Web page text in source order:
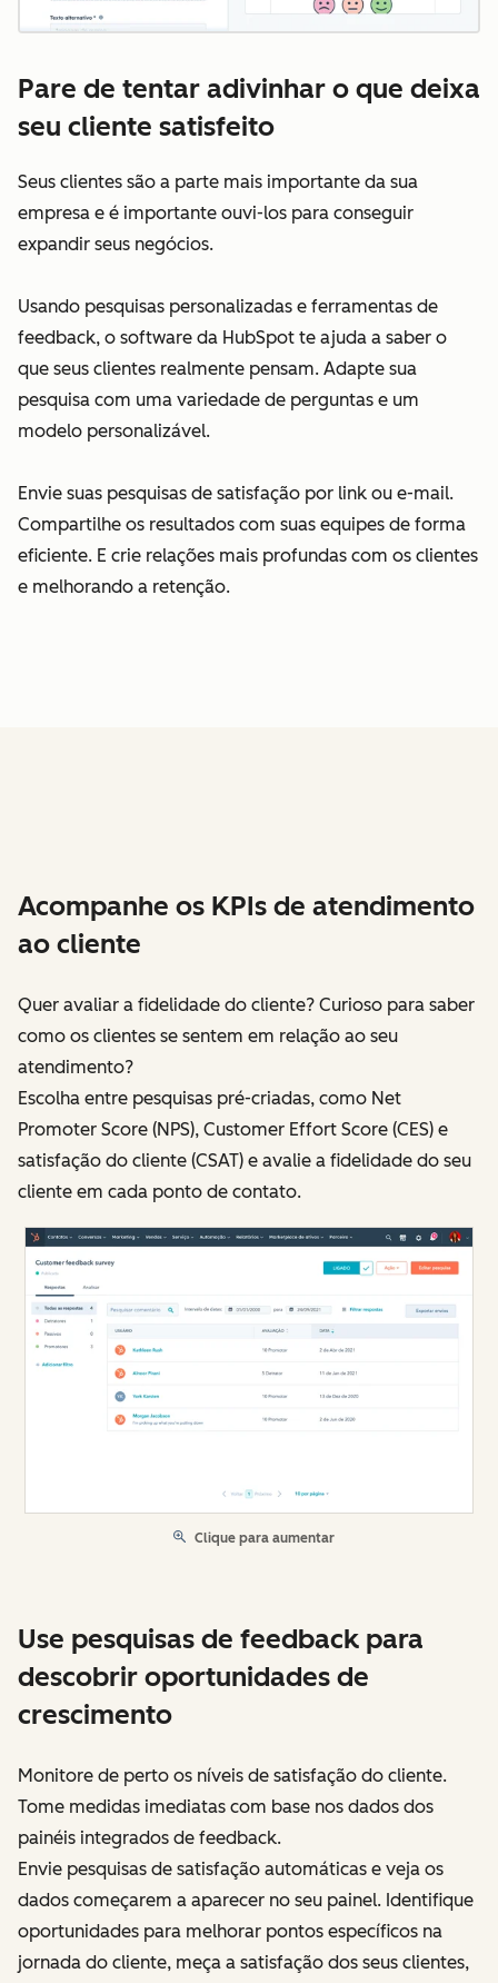
Pare de tentar adivinhar o que deixa
seu cliente satisfeito
Seus clientes são a parte mais importante da sua
empresa e é importante ouvi-los para conseguir
expandir seus negócios.
Usando pesquisas personalizadas e ferramentas de
feedback, o software da HubSpot te ajuda a saber o
que seus clientes realmente pensam. Adapte sua
pesquisa com uma variedade de perguntas e um
modelo personalizável.
Envie suas pesquisas de satisfação por link ou e-mail.
Compartilhe os resultados com suas equipes de forma
eficiente. E crie relações mais profundas com os clientes
e melhorando a retenção.
Acompanhe os KPIs de atendimento
ao cliente
Quer avaliar a fidelidade do cliente? Curioso para saber
como os clientes se sentem em relação ao seu
atendimento?
Escolha entre pesquisas pré-criadas, como Net
Promoter Score (NPS), Customer Effort Score (CES) e
satisfação do cliente (CSAT) e avalie a fidelidade do seu
cliente em cada ponto de contato.
Clique para aumentar
Use pesquisas de feedback para
descobrir oportunidades de
crescimento
Monitore de perto os níveis de satisfação do cliente.
Tome medidas imediatas com base nos dados dos
painéis integrados de feedback.
Envie pesquisas de satisfação automáticas e veja os
dados começarem a aparecer no seu painel. Identifique
oportunidades para melhorar pontos específicos na
jornada do cliente, meça a satisfação dos seus clientes,